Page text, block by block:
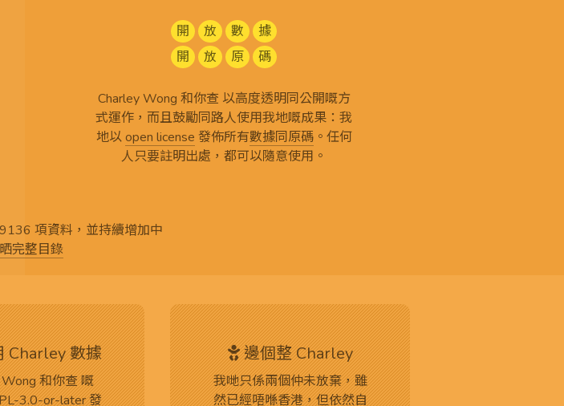
開 放 數
據
開
放 原 碼
Charley Wong 和你查 以高度透明同公開嘅方
式運作，而且鼓勵同路人使用我地嘅成果：我
地以open license 發佈所有數據同原碼。任何
人只要註明出處，都可以隨意使用。
項資料，並持續增加中
完整目錄
Charley 數據
和你查 嘅
3.0-or-later發
邊個整 Charley
我哋只係兩個仲未放棄，雖
然已經唔喺香港，但依然自